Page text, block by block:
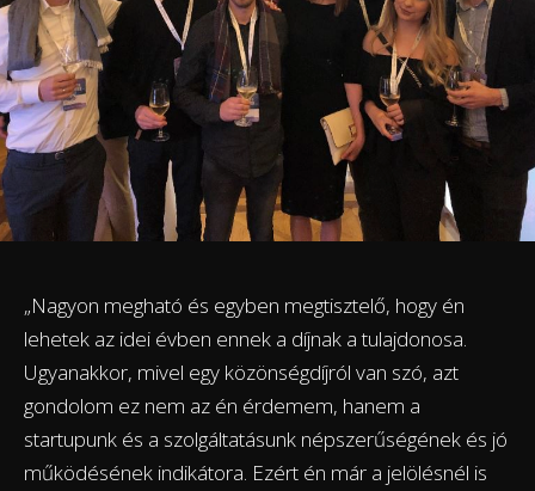
„Nagyon megható és egyben megtisztelő, hogy én
lehetek az idei évben ennek a díjnak a tulajdonosa.
Ugyanakkor, mivel egy közönségdíjról van szó, azt
gondolom ez nem az én érdemem, hanem a
startupunk és a szolgáltatásunk népszerűségének és jó
működésének indikátora. Ezért én már a jelölésnél is